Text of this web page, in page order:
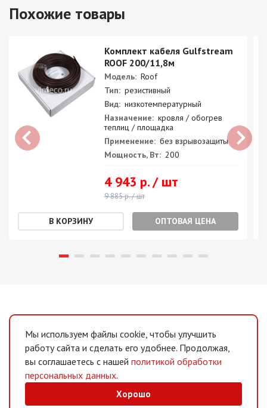
Похожие товары
Комплект кабеля Gulfstream
ROOF 200/11,8м
Модель: Roof
Тип: резистивный
Вид: низкотемпературный
Назначение: кровля / обогрев
теплиц / площадка
Применение: без взрывозащиты
Мощность, Вт: 200
4 943 р. / шт
9 885 р. / шт
ОПТОВАЯ ЦЕНА
Мы используем файлы cookie, чтобы улучшить
работу сайта и сделать его удобнее. Продолжая,
вы соглашаетесь с нашей политикой обработки
персональных данных.
Хорошо